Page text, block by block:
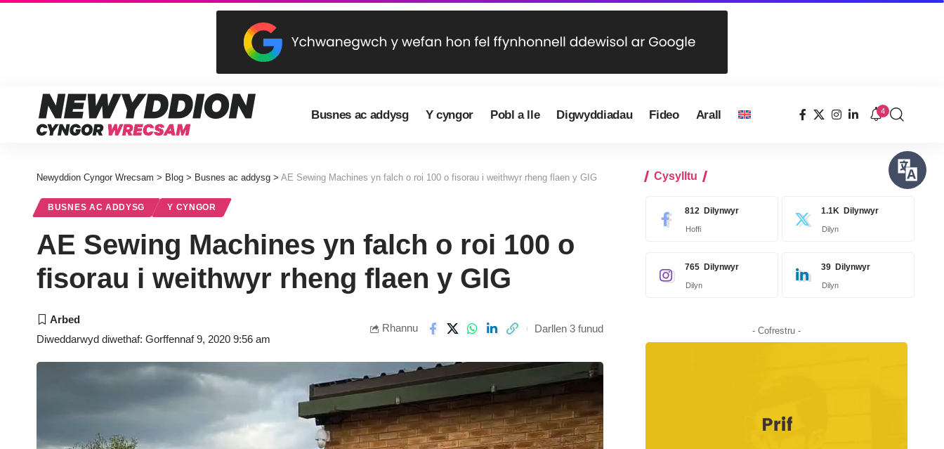
Busnes ac addysg Y cyngor Pobl a lle Digwyddiadau Fideo Arall 4
Newyddion Cyngor Wrecsam > Blog > Busnes ac addysg > AE Sewing Machines yn falch o roi 100 o fisorau i weithwyr rheng flaen y GIG
BUSNES AC ADDYSG Y CYNGOR
AE Sewing Machines yn falch o roi 100 o
fisorau i weithwyr rheng flaen y GIG
Diweddarwyd diwethaf: Gorffennaf 9, 2020 9:56 am
Rhannu Darllen 3 funud
Cysylltu
812 Dilynwyr
Hoffi
1.1K Dilynwyr
Dilyn
765 Dilynwyr
Dilyn
39 Dilynwyr
Dilyn
- Cofrestru -